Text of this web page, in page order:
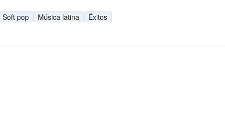
Soft pop Música latina
Éxitos